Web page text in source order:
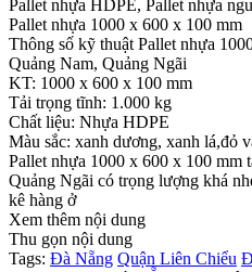
Pallet nhựa HDPE, Pallet nhựa
Pallet nhựa 1000 x 600 x 100 mm
Thông số kỹ thuật Pallet nhựa
Quảng Nam, Quảng Ngãi
KT: 1000 x 600 x 100 mm
Tải trọng tĩnh: 1.000 kg
Chất liệu: Nhựa HDPE
Màu sắc: xanh dương, xanh lá,đỏ
Pallet nhựa 1000 x 600 x 100 mm
Quảng Ngãi có trọng lượng khá
kê hàng ở
Xem thêm nội dung
Thu gọn nội dung
Tags: Đà Nẵng Quận Liên Chiểu